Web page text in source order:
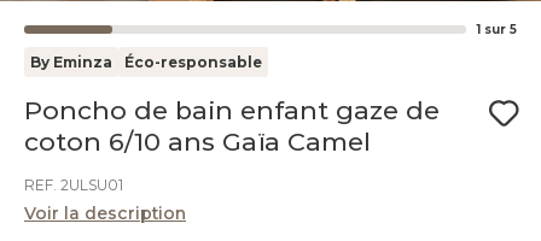
1 sur 5
By Eminza Éco-responsable
Poncho de bain enfant gaze de
coton 6/10 ans Gaïa Camel
REF. 2ULSU01
Voir la description